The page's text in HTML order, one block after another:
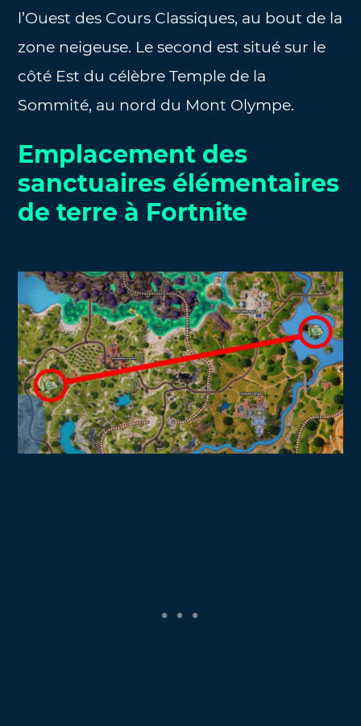
l’Ouest des Cours Classiques, au bout de la
zone neigeuse. Le second est situé sur le
côté Est du célèbre Temple de la
Sommité, au nord du Mont Olympe.
Emplacement des
sanctuaires élémentaires
de terre à Fortnite